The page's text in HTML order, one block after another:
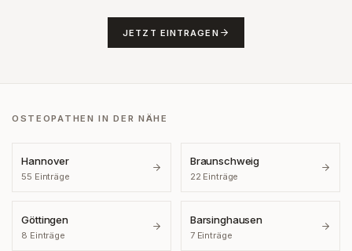
JETZT EINTRAGEN
OSTEOPATHEN IN DER NÄHE
Hannover
55 Einträge
Braunschweig
22 Einträge
Göttingen
8 Einträge
Barsinghausen
7Einträge